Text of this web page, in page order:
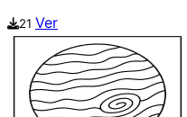
21 Ver